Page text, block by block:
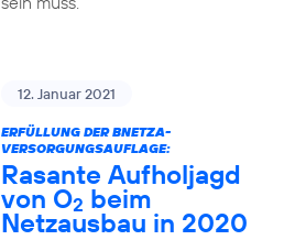
12. Januar 2021
ERFÜLLUNG DER BNETZA-
VERSORGUNGSAUFLAGE:
Rasante Aufholjagd
von O2 beim
Netzausbau in 2020